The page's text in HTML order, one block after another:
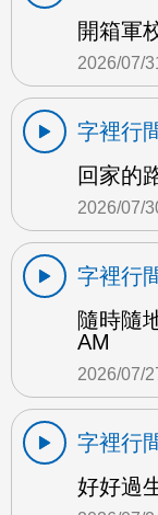
開箱軍
2026/07/
字裡行
回家的
2026/07/
字裡行
隨時隨
AM
2026/07/
字裡行
好好過